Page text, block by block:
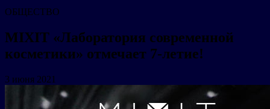
ОБЩЕСТВО
MIXIT «Лаборатория современной
косметики» отмечает 7-летие!
3 июня 2021